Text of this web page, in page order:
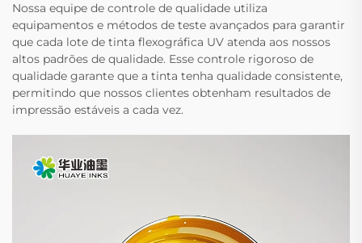
Nossa equipe de controle de qualidade utiliza
equipamentos e métodos de teste avançados para garantir
que cada lote de tinta flexográfica UV atenda aos nossos
altos padrões de qualidade. Esse controle rigoroso de
qualidade garante que a tinta tenha qualidade consistente,
permitindo que nossos clientes obtenham resultados de
impressão estáveis a cada vez.